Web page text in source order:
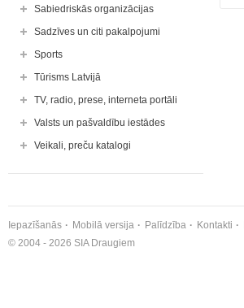
Sabiedriskās organizācijas
Sadzīves un citi pakalpojumi
Sports
Tūrisms Latvijā
TV, radio, prese, interneta portāli
Valsts un pašvaldību iestādes
Veikali, preču katalogi
Iepazīšanās Mobilā versija Palīdzība Kontakti
© 2004 - 2026 SIA Draugiem